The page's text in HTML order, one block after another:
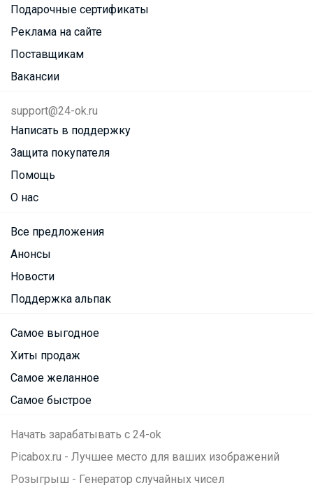
Подарочные сертификаты
Реклама на сайте
Поставщикам
Вакансии
support@24-ok.ru
Написать в поддержку
Защита покупателя
Помощь
О нас
Все предложения
Анонсы
Новости
Поддержка альпак
Самое выгодное
Хиты продаж
Самое желанное
Самое быстрое
Начать зарабатывать с 24-ok
Picabox.ru - Лучшее место для ваших изображений
Розыгрыш - Генератор случайных чисел